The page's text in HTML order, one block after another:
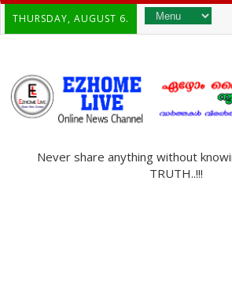
THURSDAY, AUGUST 6.
Never share anything without
TRUTH..!!!